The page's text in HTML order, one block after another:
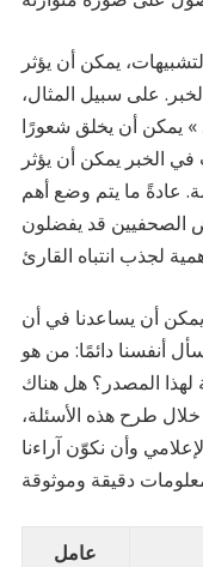
يمكن أن يؤثر
على سبيل المثال،
» يمكن أن يخلق شعورًا
الخبر يمكن أن يؤثر
عادةً ما يتم وضع أهم
الصحفيين قد يفضلون
أن يساعدنا في أن
أنفسنا دائمًا: من هو
لهذا المصدر؟ هل هناك
طرح هذه الأسئلة،
وأن نكوّن آراءنا
عامل